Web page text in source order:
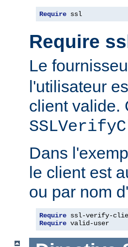
Require ssl
Require
Le
l'utilisateur
client valide.
Dans
le client est
ou par nom
Require
Require valid-user